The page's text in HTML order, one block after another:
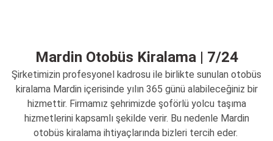
Mardin Otobüs Kiralama | 7/24
Şirketimizin profesyonel kadrosu ile birlikte sunulan otobüs
kiralama Mardin içerisinde yılın 365 günü alabileceğiniz bir
hizmettir. Firmamız şehrimizde şoförlü yolcu taşıma
hizmetlerini kapsamlı şekilde verir. Bu nedenle Mardin
otobüs kiralama ihtiyaçlarında bizleri tercih eder.